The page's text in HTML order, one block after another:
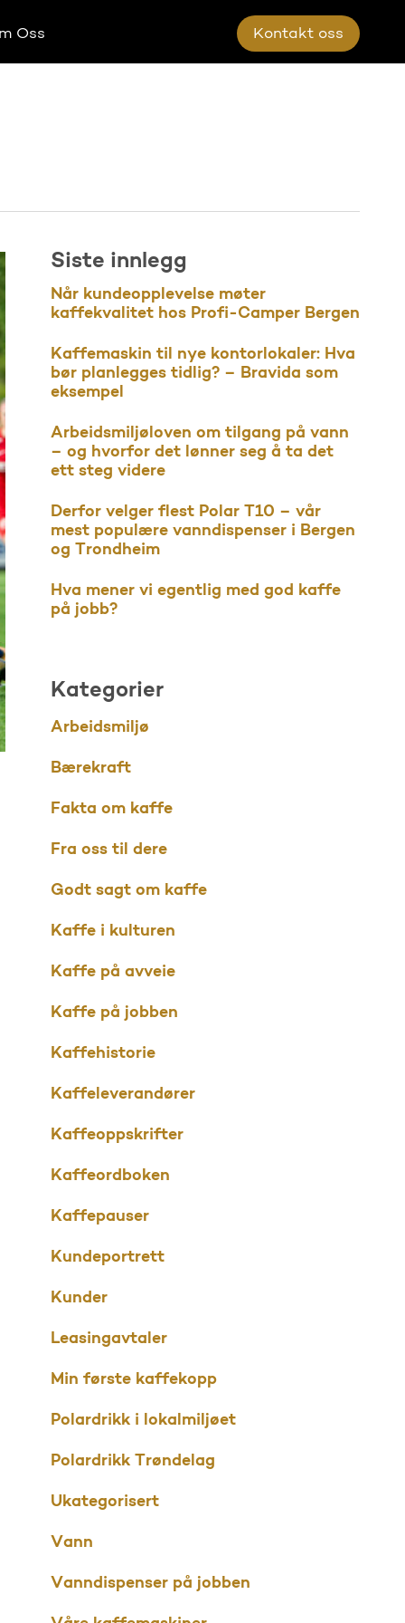
Oss Kontakt oss
Siste innlegg
Når kundeopplevelse møter
kaffekvalitet hos Profi-Camper Bergen
Kaffemaskin til nye kontorlokaler: Hva
bør planlegges tidlig? – Bravida som
eksempel
Arbeidsmiljøloven om tilgang på vann
– og hvorfor det lønner seg å ta det
ett steg videre
Derfor velger flest Polar T10 – vår
mest populære vanndispenser i Bergen
og Trondheim
Hva mener vi egentlig med god kaffe
på jobb?
Kategorier
Arbeidsmiljø
Bærekraft
Fakta om kaffe
Fra oss til dere
Godt sagt om kaffe
Kaffe i kulturen
Kaffe på avveie
Kaffe på jobben
Kaffehistorie
Kaffeleverandører
Kaffeoppskrifter
Kaffeordboken
Kaffepauser
Kundeportrett
Kunder
Leasingavtaler
Min første kaffekopp
Polardrikk i lokalmiljøet
Polardrikk Trøndelag
Ukategorisert
Vann
Vanndispenser på jobben